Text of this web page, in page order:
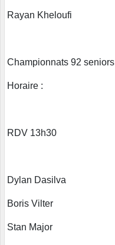
Rayan Kheloufi
Championnats 92 seniors
Horaire :
RDV 13h30
Dylan Dasilva
Boris Vilter
Stan Major